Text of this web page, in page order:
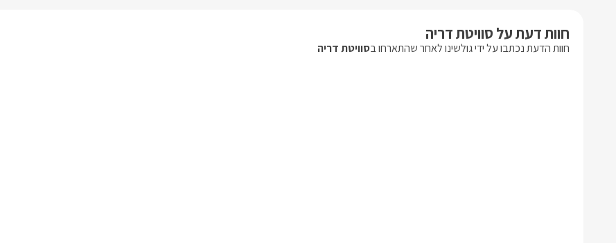
חוות דעת על סוויטת דריה
חוות הדעת נכתבו על ידי גולשינו לאחר שהתארחו בסוויטת דריה